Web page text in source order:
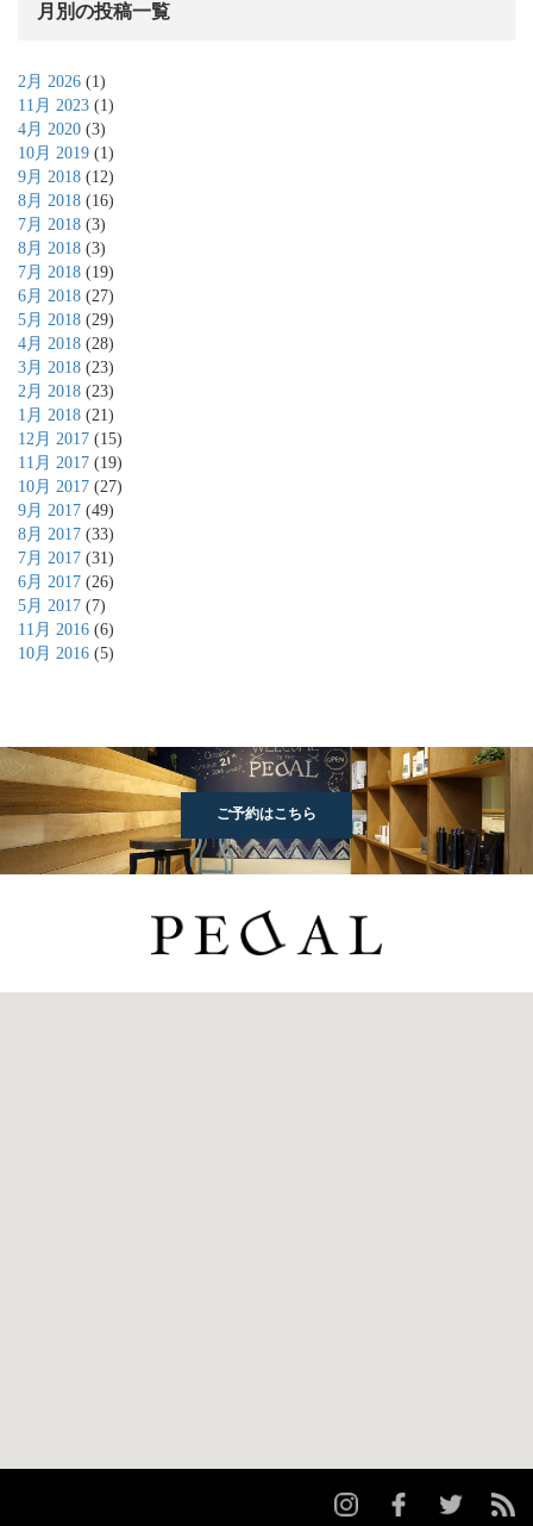
月別の投稿一覧
2月 2026 (1)
11月 2023 (1)
4月 2020 (3)
10月 2019 (1)
9月 2018 (12)
8月 2018 (16)
7月 2018 (3)
8月 2018 (3)
7月 2018 (19)
6月 2018 (27)
5月 2018 (29)
4月 2018 (28)
3月 2018 (23)
2月 2018 (23)
1月 2018 (21)
12月 2017 (15)
11月 2017 (19)
10月 2017 (27)
9月 2017 (49)
8月 2017 (33)
7月 2017 (31)
6月 2017 (26)
5月 2017 (7)
11月 2016 (6)
10月 2016 (5)
ご予約はこちら